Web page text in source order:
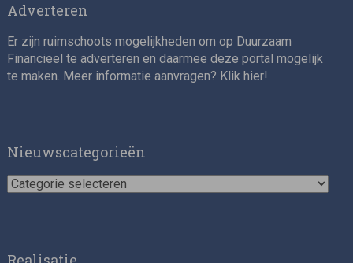
Adverteren
Er zijn ruimschoots mogelijkheden om op Duurzaam
Financieel te adverteren en daarmee deze portal mogelijk
te maken. Meer informatie aanvragen? Klik hier!
Nieuwscategorieën
Nieuwscategorieën